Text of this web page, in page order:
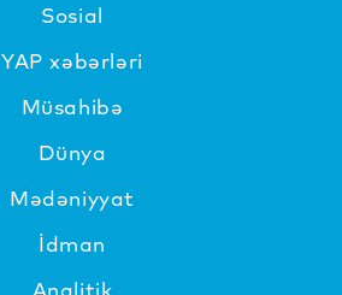
Sosial
YAP xəbərləri
Müsahibə
Dünya
Mədəniyyat
İdman
Analitik